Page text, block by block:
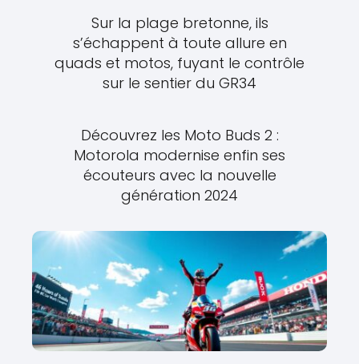
Sur la plage bretonne, ils
s’échappent à toute allure en
quads et motos, fuyant le contrôle
sur le sentier du GR34
Découvrez les Moto Buds 2 :
Motorola modernise enfin ses
écouteurs avec la nouvelle
génération 2024